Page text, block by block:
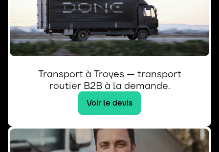
Transport à Troyes — transport
routier B2B à la demande.
Voir le devis